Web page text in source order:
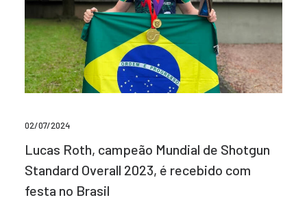
02/07/2024
Lucas Roth, campeão Mundial de Shotgun
Standard Overall 2023, é recebido com
festa no Brasil